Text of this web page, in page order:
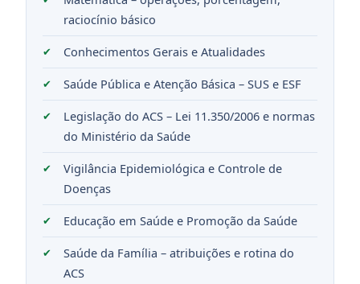
raciocínio básico
Conhecimentos Gerais e Atualidades
Saúde Pública e Atenção Básica – SUS e ESF
Legislação do ACS – Lei 11.350/2006 e normas
do Ministério da Saúde
Vigilância Epidemiológica e Controle de
Doenças
Educação em Saúde e Promoção da Saúde
Saúde da Família – atribuições e rotina do
ACS